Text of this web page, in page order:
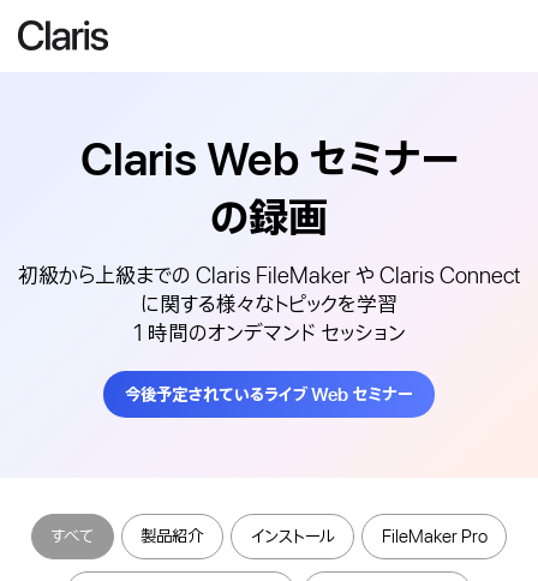
Claris Web セミナー
の録画
初級から上級までの Claris FileMaker や Claris Connect
に関する様々なトピックを学習
1 時間のオンデマンド セッション
今後予定されているライブ Web セミナー
すべて 製品紹介 インストール FileMaker Pro